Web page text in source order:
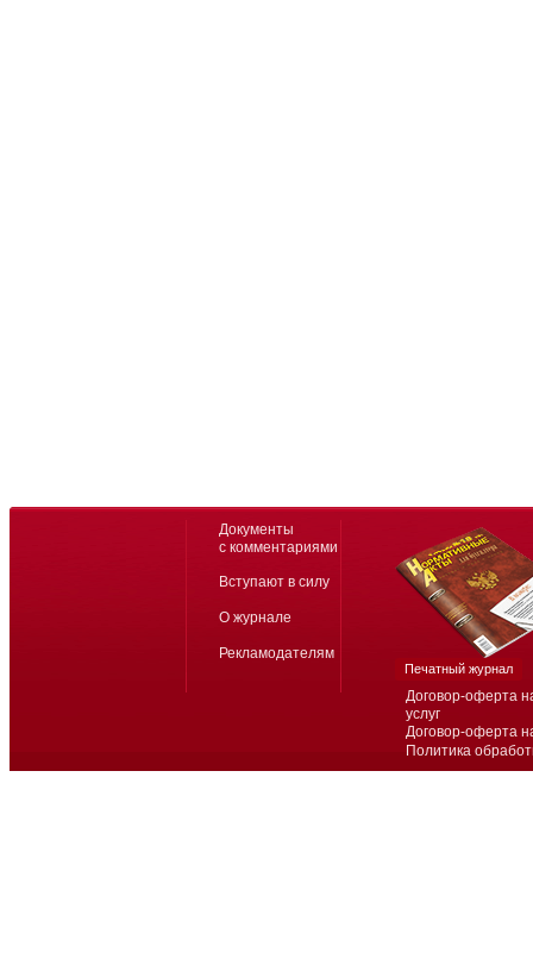
Договор-оферта
услуг
Договор-оферта
Политика
Документы
с комментариями
Вступают в силу
О журнале
Рекламодателям
Печатный журнал